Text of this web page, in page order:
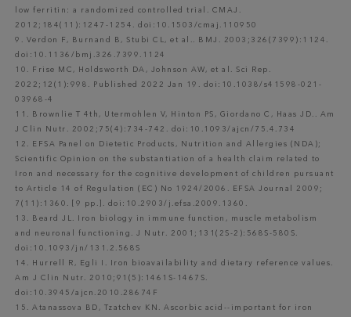
low ferritin: a randomized controlled trial. CMAJ.
2012;184(11):1247-1254. doi:10.1503/cmaj.110950
9. Verdon F, Burnand B, Stubi CL, et al.. BMJ. 2003;326(7399):1124.
doi:10.1136/bmj.326.7399.1124
10. Frise MC, Holdsworth DA, Johnson AW, et al. Sci Rep.
2022;12(1):998. Published 2022 Jan 19. doi:10.1038/s41598-021-
03968-4
11. Brownlie T 4th, Utermohlen V, Hinton PS, Giordano C, Haas JD.. Am
J Clin Nutr. 2002;75(4):734-742. doi:10.1093/ajcn/75.4.734
12. EFSA Panel on Dietetic Products, Nutrition and Allergies (NDA);
Scientific Opinion on the substantiation of a health claim related to
Iron and necessary for the cognitive development of children pursuant
to Article 14 of Regulation (EC) No 1924/2006. EFSA Journal 2009;
7(11):1360. [9 pp.]. doi:10.2903/j.efsa.2009.1360.
13. Beard JL. Iron biology in immune function, muscle metabolism
and neuronal functioning. J Nutr. 2001;131(2S-2):568S-580S.
doi:10.1093/jn/131.2.568S
14. Hurrell R, Egli I. Iron bioavailability and dietary reference values.
Am J Clin Nutr. 2010;91(5):1461S-1467S.
doi:10.3945/ajcn.2010.28674F
15. Atanassova BD, Tzatchev KN. Ascorbic acid--important for iron